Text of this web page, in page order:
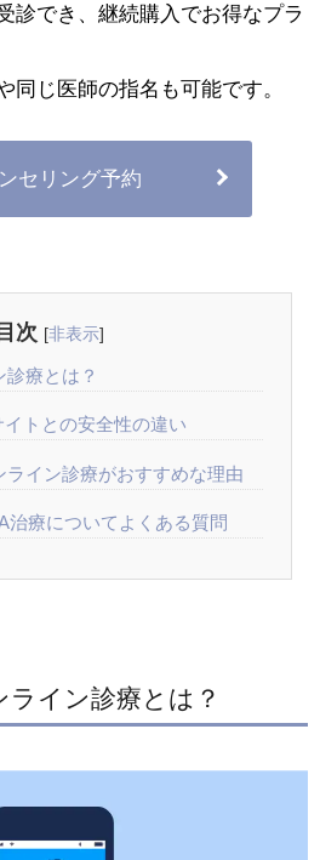
診でき、継続購入でお得なプラ
同じ医師の指名も可能です。
セリング予約
目次 [非表示]
療とは？
トとの安全性の違い
ライン診療がおすすめな理由
治療についてよくある質問
ライン診療とは？